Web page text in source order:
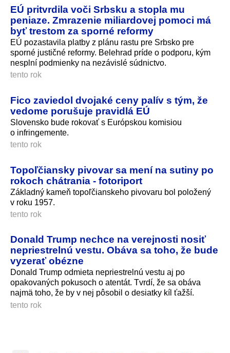
EÚ pritvrdila voči Srbsku a stopla mu
peniaze. Zmrazenie miliardovej pomoci má
byť trestom za sporné reformy
EÚ pozastavila platby z plánu rastu pre Srbsko pre
sporné justičné reformy. Belehrad príde o podporu, kým
nesplní podmienky na nezávislé súdnictvo.
tento rok
Fico zaviedol dvojaké ceny palív s tým, že
vedome porušuje pravidlá EÚ
Slovensko bude rokovať s Európskou komisiou
o infringemente.
tento rok
Topoľčiansky pivovar sa mení na sutiny po
rokoch chátrania - fotoriport
Základný kameň topoľčianskeho pivovaru bol položený
v roku 1957.
tento rok
Donald Trump nechce na verejnosti nosiť
nepriestrelnú vestu. Obáva sa toho, že bude
vyzerať obézne
Donald Trump odmieta nepriestrelnú vestu aj po
opakovaných pokusoch o atentát. Tvrdí, že sa obáva
najmä toho, že by v nej pôsobil o desiatky kíl ťažší.
tento rok